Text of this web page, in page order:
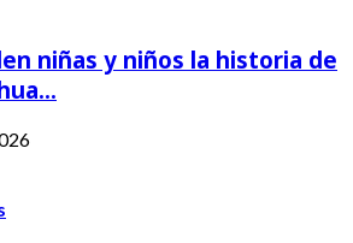
niñas y niños la historia de